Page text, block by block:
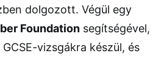
dolgozott. Végül egy
Foundation segítségével,
vizsgákra készül, és